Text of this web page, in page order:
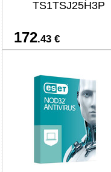
TS1TSJ25H3P
172.43 €